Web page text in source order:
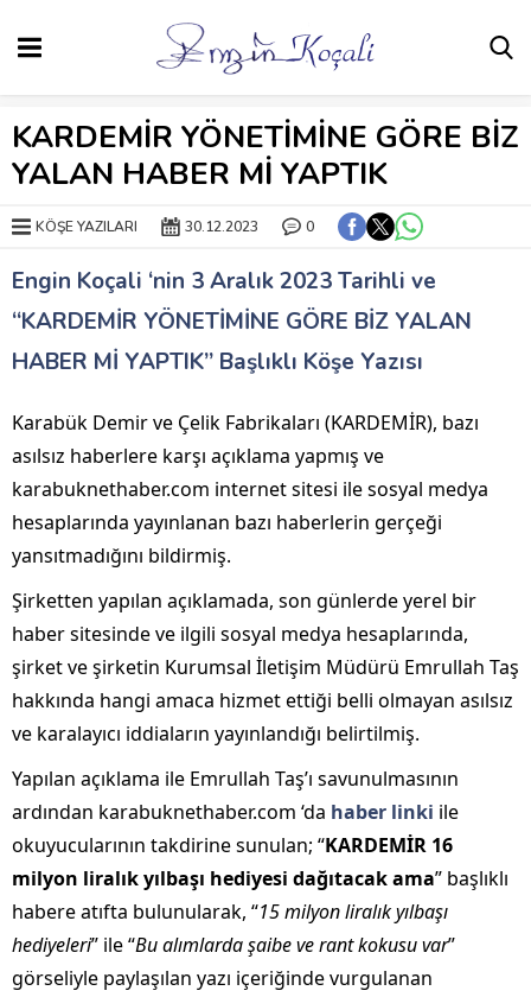
KARDEMİR YÖNETİMİNE GÖRE BİZ
YALAN HABER Mİ YAPTIK
KÖŞE YAZILARI 30.12.2023 0
Engin Koçali ‘nin 3 Aralık 2023 Tarihli ve
“KARDEMİR YÖNETİMİNE GÖRE BİZ YALAN
HABER Mİ YAPTIK” Başlıklı Köşe Yazısı
Karabük Demir ve Çelik Fabrikaları (KARDEMİR), bazı
asılsız haberlere karşı açıklama yapmış ve
karabuknethaber.com internet sitesi ile sosyal medya
hesaplarında yayınlanan bazı haberlerin gerçeği
yansıtmadığını bildirmiş.
Şirketten yapılan açıklamada, son günlerde yerel bir
haber sitesinde ve ilgili sosyal medya hesaplarında,
şirket ve şirketin Kurumsal İletişim Müdürü Emrullah Taş
hakkında hangi amaca hizmet ettiği belli olmayan asılsız
ve karalayıcı iddiaların yayınlandığı belirtilmiş.
Yapılan açıklama ile Emrullah Taş’ı savunulmasının
ardından karabuknethaber.com ‘da haber linki ile
okuyucularının takdirine sunulan; “KARDEMİR 16
milyon liralık yılbaşı hediyesi dağıtacak ama” başlıklı
habere atıfta bulunularak, “15 milyon liralık yılbaşı
hediyeleri” ile “Bu alımlarda şaibe ve rant kokusu var”
görseliyle paylaşılan yazı içeriğinde vurgulanan